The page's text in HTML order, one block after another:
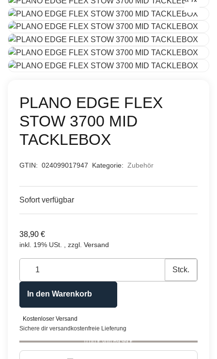
PLANO EDGE FLEX
STOW 3700 MID
TACKLEBOX
GTIN: 024099017947 Kategorie: Zubehör
Sofort verfügbar
38,90 €
inkl. 19% USt. , zzgl. Versand
Stck.
In den Warenkorb
Kostenloser Versand
Sichere dir versandkostenfreie Lieferung
0,00 € von 69,99 €